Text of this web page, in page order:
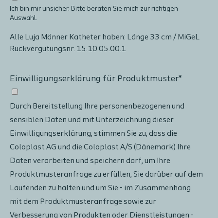
Ich bin mir unsicher. Bitte beraten Sie mich zur richtigen
Auswahl.
Alle Luja Männer Katheter haben: Länge 33 cm / MiGeL
Rückvergütungsnr. 15.10.05.00.1
Einwilligungserklärung für Produktmuster*
Durch Bereitstellung Ihre personenbezogenen und
sensiblen Daten und mit Unterzeichnung dieser
Einwilligungserklärung, stimmen Sie zu, dass die
Coloplast AG und die Coloplast A/S (Dänemark) Ihre
Daten verarbeiten und speichern darf, um Ihre
Produktmusteranfrage zu erfüllen, Sie darüber auf dem
Laufenden zu halten und um Sie - im Zusammenhang
mit dem Produktmusteranfrage sowie zur
Verbesserung von Produkten oder Dienstleistungen -